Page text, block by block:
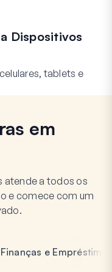
Dispositivos
tablets e
em
atende a todos os
e comece com um
Finanças e